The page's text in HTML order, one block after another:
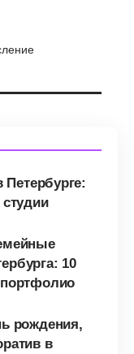
Петербурге:
10
рождения,
в